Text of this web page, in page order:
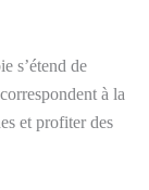
s’étend de
à la
et profiter des